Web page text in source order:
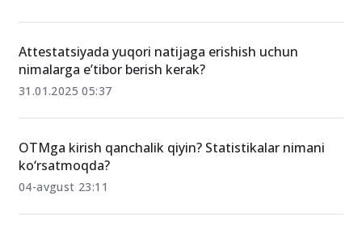
Attestatsiyada yuqori natijaga erishish uchun
nimalarga e’tibor berish kerak?
31.01.2025 05:37
OTMga kirish qanchalik qiyin? Statistikalar nimani
ko‘rsatmoqda?
04-avgust 23:11